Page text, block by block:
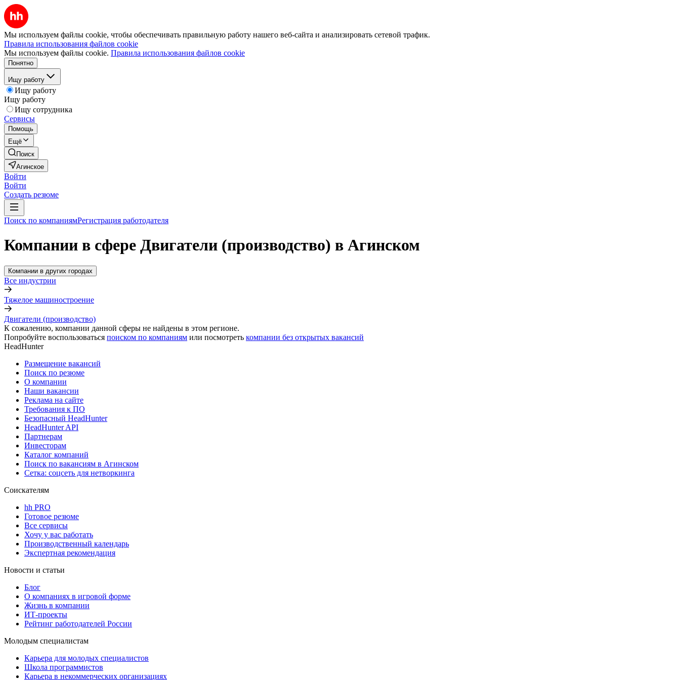
Мы используем файлы cookie, чтобы обеспечивать правильную работу нашего веб-сайта и анализировать сетевой трафик.
Правила использования файлов cookie
Мы используем файлы cookie. Правила использования файлов cookie
Понятно
Ищу работу
Ищу работу
Ищу работу
Ищу сотрудника
Сервисы
Помощь
Ещё
Поиск
Агинское
Войти
Войти
Создать резюме
Поиск по компаниямРегистрация работодателя
Компании в сфере Двигатели (производство) в Агинском
Компании в других городах
Все индустрии
Тяжелое машиностроение
Двигатели (производство)
К сожалению, компании данной сферы не найдены в этом регионе.
Попробуйте воспользоваться поиском по компаниям или посмотреть компании без открытых вакансий
HeadHunter
Размещение вакансий
Поиск по резюме
О компании
Наши вакансии
Реклама на сайте
Требования к ПО
Безопасный HeadHunter
HeadHunter API
Партнерам
Инвесторам
Каталог компаний
Поиск по вакансиям в Агинском
Сетка: соцсеть для нетворкинга
Соискателям
hh PRO
Готовое резюме
Все сервисы
Хочу у вас работать
Производственный календарь
Экспертная рекомендация
Новости и статьи
Блог
О компаниях в игровой форме
Жизнь в компании
ИТ-проекты
Рейтинг работодателей России
Молодым специалистам
Карьера для молодых специалистов
Школа программистов
Карьера в некоммерческих организациях